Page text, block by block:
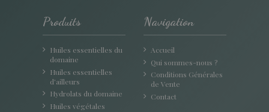
Produits
Huiles essentielles du
domaine
Huiles essentielles
d'ailleurs
Hydrolats du domaine
Huiles végétales
Navigation
Accueil
Qui sommes-nous ?
Conditions Générales
de Vente
Contact